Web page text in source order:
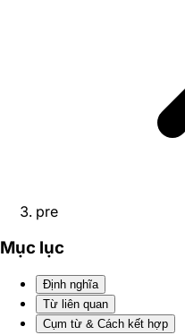
pre
Mục lục
Định nghĩa
Từ liên quan
Cụm từ & Cách kết hợp